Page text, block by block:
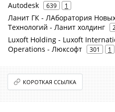
Autodesk 639 1
Ланит ГК - ЛАборатория
Технологий - Ланит холдинг
Luxoft Holding - Luxoft
Operations - Люксофт
301 1
КОРОТКАЯ ССЫЛКА